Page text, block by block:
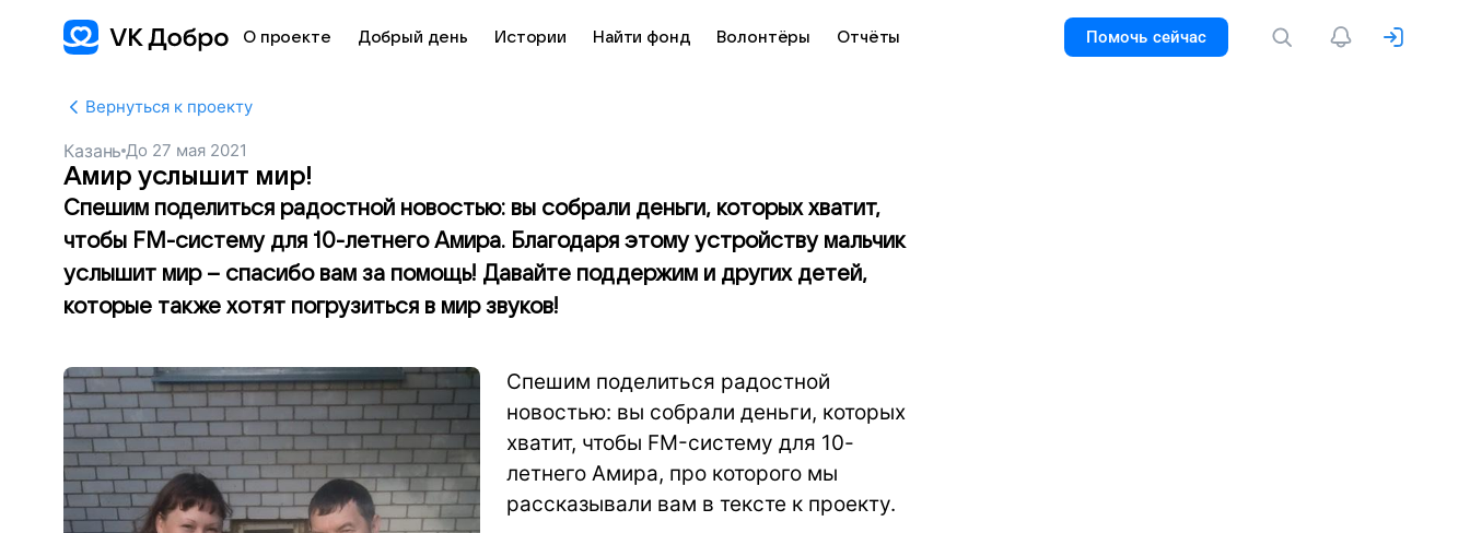
О проекте Добрый день Истории Найти фонд Волонтёры Отчёты Помочь сейчас
Вернуться к проекту
Казань До 27 мая 2021
Амир услышит мир!
Спешим поделиться радостной новостью: вы собрали деньги, которых хватит,
чтобы FM-систему для 10-летнего Амира. Благодаря этому устройству мальчик
услышит мир – спасибо вам за помощь! Давайте поддержим и других детей,
которые также хотят погрузиться в мир звуков!
Спешим поделиться радостной
новостью: вы собрали деньги, которых
хватит, чтобы FM-систему для 10-
летнего Амира, про которого мы
рассказывали вам в тексте к проекту.